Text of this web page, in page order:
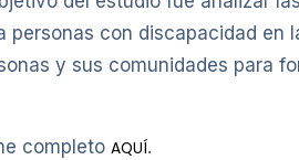
personas con discapacidad en
y sus comunidades para
completo AQUÍ.